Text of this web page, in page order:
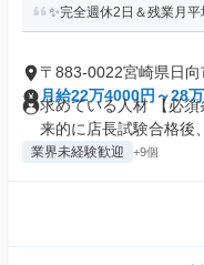
✨完全週休2日＆残業月
〒883-0022宮崎県日向
月給22万4000円～28
求めている人材 【必
来的に店長試験合格後
業界未経験歓迎 +9個